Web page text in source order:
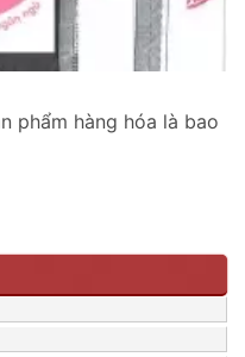
phẩm hàng hóa là bao